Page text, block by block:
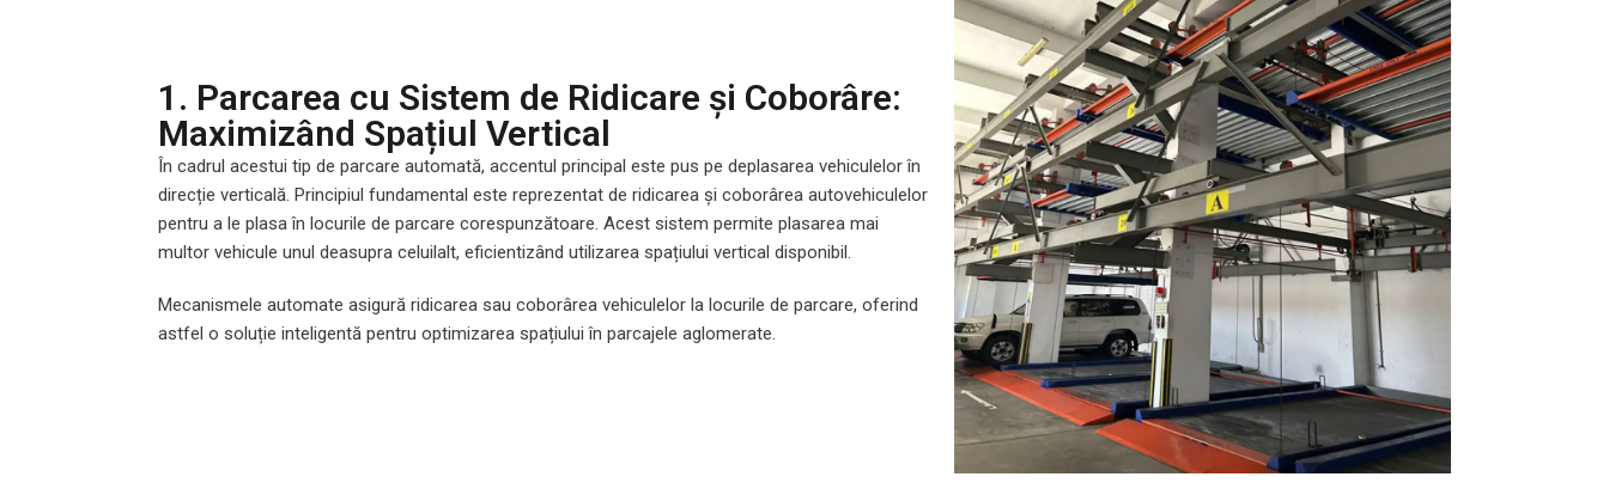
1. Parcarea cu Sistem de Ridicare și Coborâre:
Maximizând Spațiul Vertical
În cadrul acestui tip de parcare automată, accentul principal este pus pe deplasarea vehiculelor în
direcție verticală. Principiul fundamental este reprezentat de ridicarea și coborârea autovehiculelor
pentru a le plasa în locurile de parcare corespunzătoare. Acest sistem permite plasarea mai
multor vehicule unul deasupra celuilalt, eficientizând utilizarea spațiului vertical disponibil.
Mecanismele automate asigură ridicarea sau coborârea vehiculelor la locurile de parcare, oferind
astfel o soluție inteligentă pentru optimizarea spațiului în parcajele aglomerate.